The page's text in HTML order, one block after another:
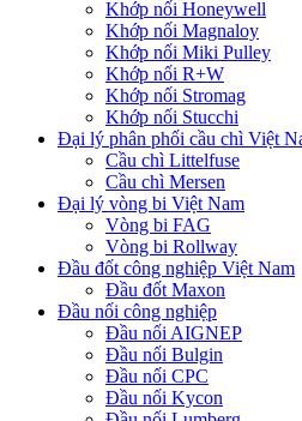
Khớp nối Honeywell
Khớp nối Magnaloy
Khớp nối Miki Pulley
Khớp nối R+W
Khớp nối Stromag
Khớp nối Stucchi
Đại lý phân phối cầu chì Việt
Cầu chì Littelfuse
Cầu chì Mersen
Đại lý vòng bi Việt Nam
Vòng bi FAG
Vòng bi Rollway
Đầu đốt công nghiệp Việt Nam
Đầu đốt Maxon
Đầu nối công nghiệp
Đầu nối AIGNEP
Đầu nối Bulgin
Đầu nối CPC
Đầu nối Kycon